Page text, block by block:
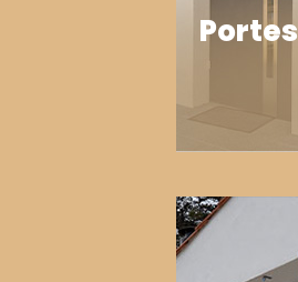
Portes